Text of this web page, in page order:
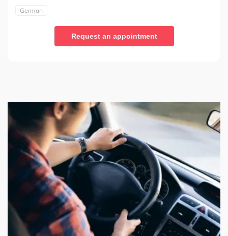
German
Request an appointment